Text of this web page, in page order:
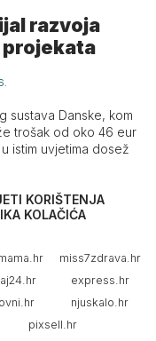
razvoja
projekata
sustava Danske, kom
trošak od oko 46 eur
istim uvjetima dosež
KORIŠTENJA
KOLAČIĆA
miss7zdrava.hr
express.hr
njuskalo.hr
pixsell.hr